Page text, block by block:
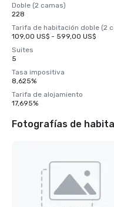
Doble (2 camas)
228
Tarifa de habitación doble (2
109,00 US$ - 599,00 US$
Suites
5
Tasa impositiva
8,625%
Tarifa de alojamiento
17,695%
Fotografías de